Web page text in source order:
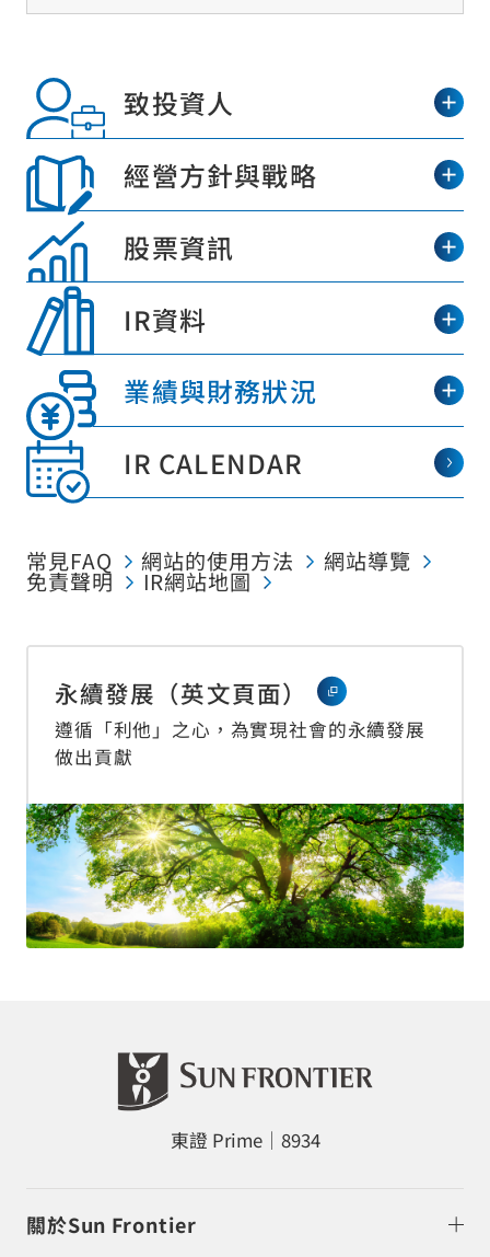
致投資人
經營方針與戰略
股票資訊
IR資料
業績與財務狀況
IR CALENDAR
常見FAQ 網站的使用方法 網站導覽
免責聲明 IR網站地圖
永續發展（英文頁面）
遵循「利他」之心，為實現社會的永續發展
做出貢獻
東證 Prime｜8934
關於Sun Frontier